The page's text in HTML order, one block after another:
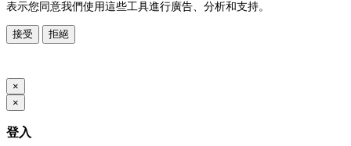
表示您同意我們使用這些工具進行廣告、分析和支持。
接受 拒絕
×
×
登入